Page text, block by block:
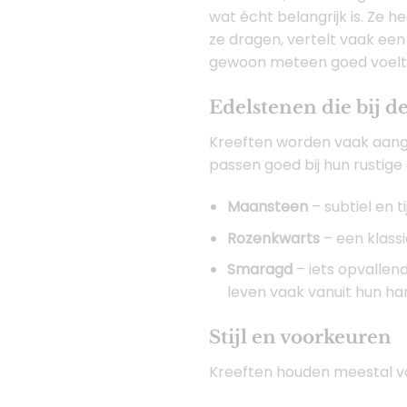
wat écht belangrijk is. Ze
ze dragen, vertelt vaak
gewoon meteen goed
Edelstenen die bij
Kreeften worden vaak
passen goed bij hun rustige
Maansteen – subtiel en
Rozenkwarts – een
Smaragd – iets
leven vaak vanuit hun
Stijl en voorkeuren
Kreeften houden meestal